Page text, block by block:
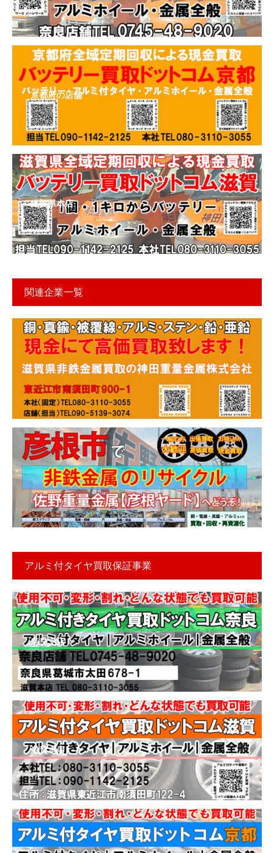
京都府の店舗
滋賀県本店
関連企業一覧
アルミ付タイヤ買取保証事業
奈良支店
滋賀本店